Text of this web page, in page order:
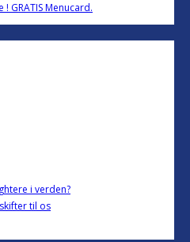
GRATIS Menucard.
i verden?
til os